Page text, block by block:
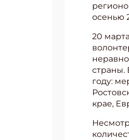
осенью
20
страны.
году:
крае,